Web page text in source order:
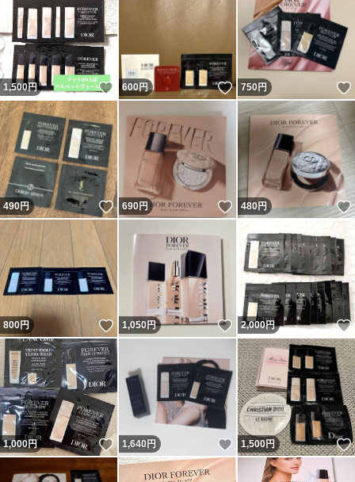
1,500円 いいね！
600円 いいね！
750円
490円 いいね！
690円 いいね！
480円
800円 いいね！
1,050円 いいね！
2,000円
1,000円 いいね！
1,640 円 いいね！
1,500円